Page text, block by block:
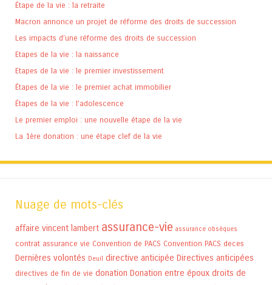
Étape de la vie : la retraite
Macron annonce un projet de réforme des droits de succession
Les impacts d’une réforme des droits de succession
Etapes de la vie : la naissance
Etapes de la vie : le premier investissement
Étapes de la vie : le premier achat immobilier
Étapes de la vie : l’adolescence
Le premier emploi : une nouvelle étape de la vie
La 1ère donation : une étape clef de la vie
Nuage de mots-clés
affaire vincent lambert assurance-vie assurance obsèques
contrat assurance vie Convention de PACS Convention PACS deces
Dernières volontés Deuil directive anticipée Directives anticipées
directives de fin de vie donation Donation entre époux droits de